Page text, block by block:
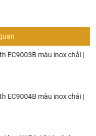
EC9003B màu inox chải |
EC9004B màu inox chải |